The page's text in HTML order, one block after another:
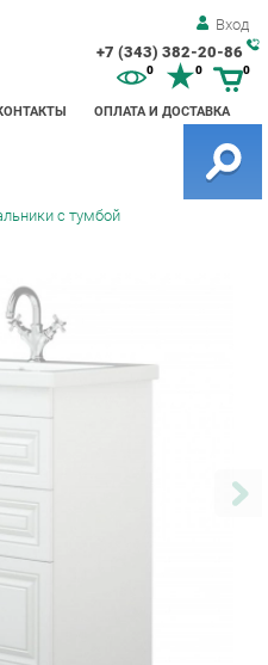
Вход
+7 (343) 382-20-86
ОПЛАТА И ДОСТАВКА
0 0
с тумбой